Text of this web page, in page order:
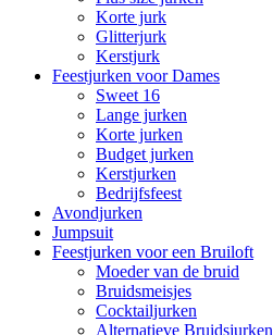
Korte jurk
Glitterjurk
Kerstjurk
Feestjurken voor Dames
Sweet 16
Lange jurken
Korte jurken
Budget jurken
Kerstjurken
Bedrijfsfeest
Avondjurken
Jumpsuit
Feestjurken voor een Bruiloft
Moeder van de bruid
Bruidsmeisjes
Cocktailjurken
Alternatieve Bruidsjurken